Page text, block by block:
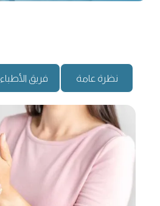
نظرة عامة فريق الأطباء